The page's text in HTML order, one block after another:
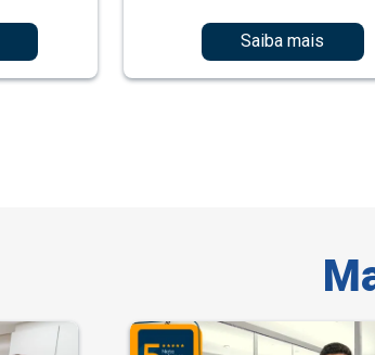
Saiba mais